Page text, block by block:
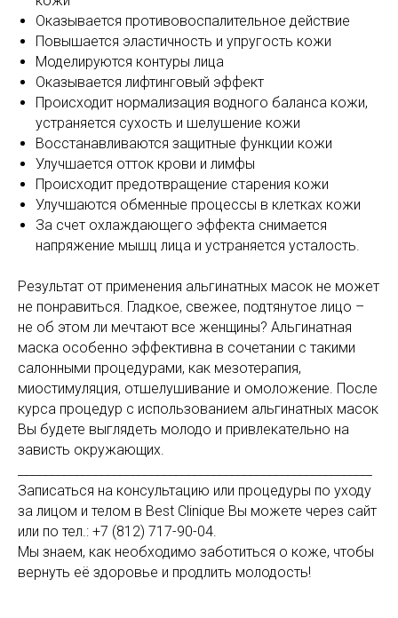
Оказывается противовоспалительное действие
Повышается эластичность и упругость кожи
Моделируются контуры лица
Оказывается лифтинговый эффект
Происходит нормализация водного баланса кожи,
устраняется сухость и шелушение кожи
Восстанавливаются защитные функции кожи
Улучшается отток крови и лимфы
Происходит предотвращение старения кожи
Улучшаются обменные процессы в клетках кожи
За счет охлаждающего эффекта снимается
напряжение мышц лица и устраняется усталость.
Результат от применения альгинатных масок не может
не понравиться. Гладкое, свежее, подтянутое лицо –
не об этом ли мечтают все женщины? Альгинатная
маска особенно эффективна в сочетании с такими
салонными процедурами, как мезотерапия,
миостимуляция, отшелушивание и омоложение. После
курса процедур с использованием альгинатных масок
Вы будете выглядеть молодо и привлекательно на
зависть окружающих.
Записаться на консультацию или процедуры по уходу
за лицом и телом в Best Clinique Вы можете через сайт
или по тел.: +7 (812) 717-90-04.
Мы знаем, как необходимо заботиться о коже, чтобы
вернуть её здоровье и продлить молодость!